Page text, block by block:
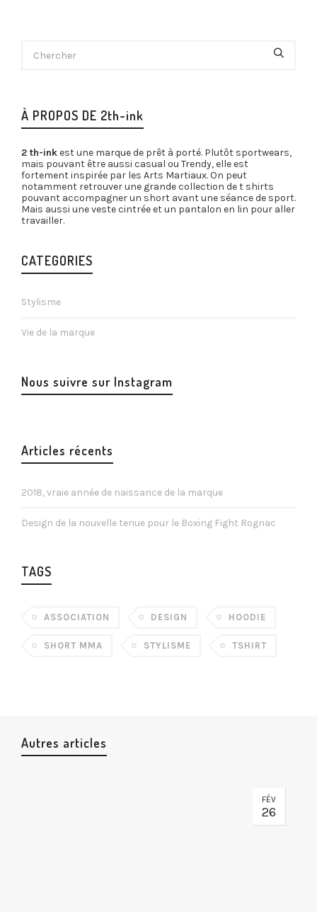
À PROPOS DE 2th-ink
2 th-inkest une marque de prêt à porté. Plutôt sportwears,
mais pouvant être aussi casual ou Trendy, elle est
fortement inspirée par les Arts Martiaux. On peut
notamment retrouver une grande collection de t shirts
pouvant accompagner un short avant une séance de sport.
Mais aussi une veste cintrée et un pantalon en lin pour aller
travailler.
CATEGORIES
Stylisme
Vie de la marque
Nous suivre sur Instagram
Articles récents
2018, vraie année de naissance de la marque
Design de la nouvelle tenue pour le Boxing Fight Rognac
TAGS
ASSOCIATION DESIGN HOODIE
SHORT MMA STYLISME TSHIRT
Autres articles
FÉV
26